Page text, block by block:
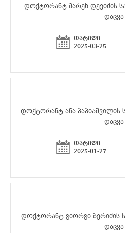
დოქტორანტ მარეხ დევიძის
დაცვა
თარიღი
2025-03-25
დოქტორანტ ანა პაპიაშვილის
დაცვა
თარიღი
2025-01-27
დოქტორანტ გიორგი ბერიძის
დაცვა